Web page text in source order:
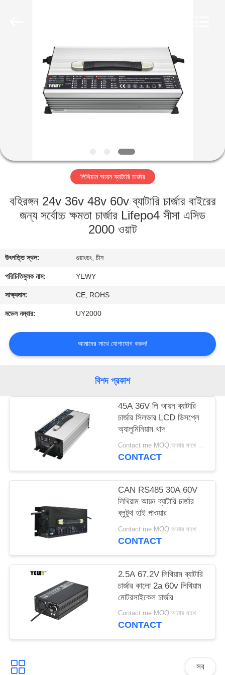
আমাদের
সম্পর্কে
কারখানা
ভ্রমণ
নিয়ন্ত্রণ
যোগাযোগ
করুন
খবর
PRIVACY
POLICY
লিথিয়াম আয়ন ব্যাটারি চার্জার
বহিরঙ্গন 24v 36v 48v 60v ব্যাটারি চার্জার বাইরের
জন্য সর্বোচ্চ ক্ষমতা চার্জার Lifepo4 সীসা এসিড
2000 ওয়াট
উৎপত্তি স্থল: গুয়াংডং, চীন
পরিচিতিমুলক নাম: YEWY
সাক্ষ্যদান: CE, ROHS
মডেল নম্বার: UY2000
আমাদের সাথে যোগাযোগ করুন!
বিশদ প্রকাশ
45A 36V লি আয়ন ব্যাটারি
চার্জার সিলভার LCD ডিসপ্লে
অ্যালুমিনিয়াম খাদ
Contact me MOQ:আমার সাথে যোগাযোগ কর
CONTACT
CAN RS485 30A 60V
লিথিয়াম আয়ন ব্যাটারি চার্জার
ব্লুটুথ হাই পাওয়ার
Contact me MOQ:আমার সাথে যোগাযোগ কর
CONTACT
2.5A 67.2V লিথিয়াম ব্যাটারি
চার্জার কালো 2a 60v লিথিয়াম
মোটরসাইকেল চার্জার
Contact me MOQ:আমার সাথে যোগাযোগ কর
CONTACT
সব